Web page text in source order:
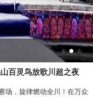
百灵鸟放歌川超之夜
场，旋律燃动全川！在万众